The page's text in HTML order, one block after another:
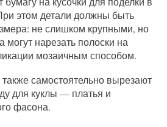
этом детали должны быть
не слишком крупными, но
могут нарезать полоски на
мозаичным способом.
самостоятельно вырезают
для куклы — платья и
фасона.